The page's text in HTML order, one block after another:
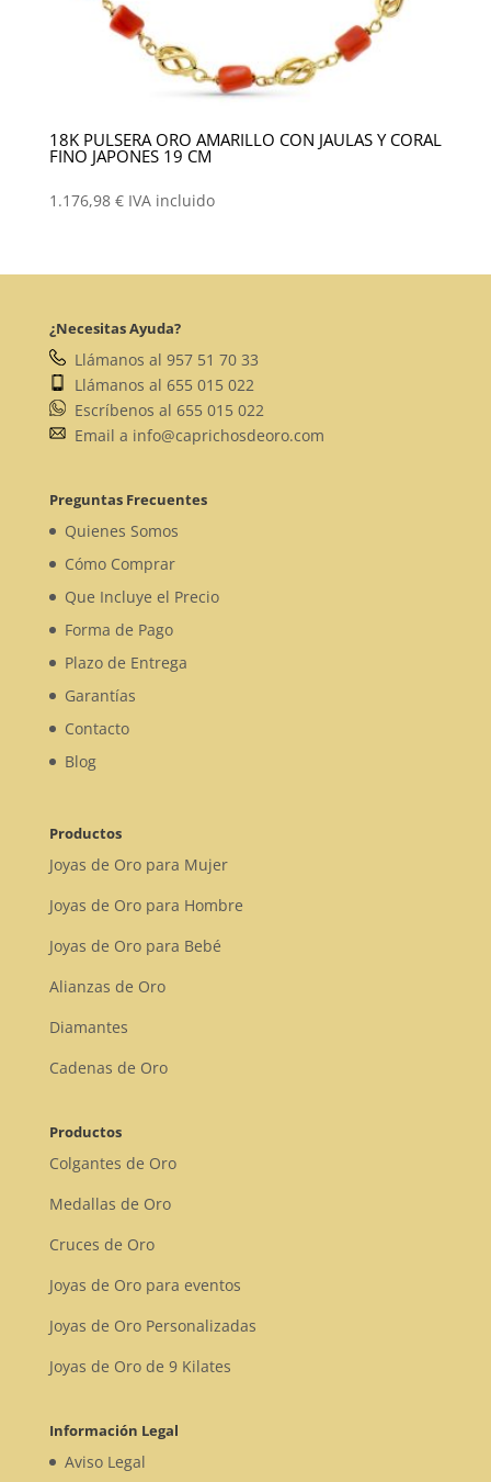
18K PULSERA ORO AMARILLO CON JAULAS Y CORAL
FINO JAPONES 19 CM
1.176,98 € IVA incluido
¿Necesitas Ayuda?
Llámanos al 957 51 70 33
Llámanos al 655 015 022
Escríbenos al 655 015 022
Email a info@caprichosdeoro.com
Preguntas Frecuentes
Quienes Somos
Cómo Comprar
Que Incluye el Precio
Forma de Pago
Plazo de Entrega
Garantías
Contacto
Blog
Productos
Joyas de Oro para Mujer
Joyas de Oro para Hombre
Joyas de Oro para Bebé
Alianzas de Oro
Diamantes
Cadenas de Oro
Productos
Colgantes de Oro
Medallas de Oro
Cruces de Oro
Joyas de Oro para eventos
Joyas de Oro Personalizadas
Joyas de Oro de 9 Kilates
Información Legal
Aviso Legal